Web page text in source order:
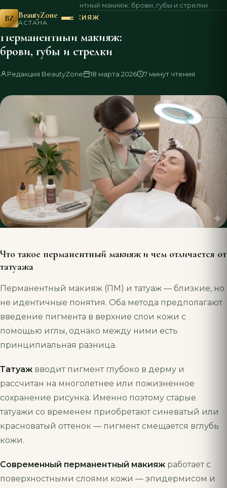
BZ BeautyZone
АСТАНА
Перманентный макияж: брови, губы и стрелки
ПЕРМАНЕНТНЫЙ МАКИЯЖ
Перманентный макияж:
брови, губы и стрелки
Редакция BeautyZone 18 марта 2026 7 минут чтения
Что такое перманентный макияж и чем отличается от
татуажа
Перманентный макияж (ПМ) и татуаж — близкие, но
не идентичные понятия. Оба метода предполагают
введение пигмента в верхние слои кожи с
помощью иглы, однако между ними есть
принципиальная разница.
Татуаж вводит пигмент глубоко в дерму и
рассчитан на многолетнее или пожизненное
сохранение рисунка. Именно поэтому старые
татуажи со временем приобретают синеватый или
красноватый оттенок — пигмент смещается вглубь
кожи.
Современный перманентный макияж работает с
поверхностными слоями кожи — эпидермисом и